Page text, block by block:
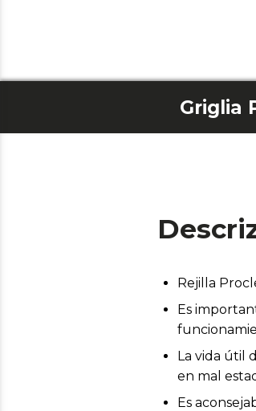
Rejilla
Es
La vida útil
en mal
Es